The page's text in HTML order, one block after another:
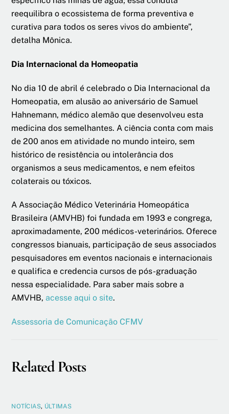
reequilibra o ecossistema de forma preventiva e
curativa para todos os seres vivos do ambiente”,
detalha Mônica.
Dia Internacional da Homeopatia
No dia 10 de abril é celebrado o Dia Internacional da
Homeopatia, em alusão ao aniversário de Samuel
Hahnemann, médico alemão que desenvolveu esta
medicina dos semelhantes. A ciência conta com mais
de 200 anos em atividade no mundo inteiro, sem
histórico de resistência ou intolerância dos
organismos a seus medicamentos, e nem efeitos
colaterais ou tóxicos.
A Associação Médico Veterinária Homeopática
Brasileira (AMVHB) foi fundada em 1993 e congrega,
aproximadamente, 200 médicos-veterinários. Oferece
congressos bianuais, participação de seus associados
pesquisadores em eventos nacionais e internacionais
e qualifica e credencia cursos de pós-graduação
nessa especialidade. Para saber mais sobre a
AMVHB, acesse aqui o site.
Assessoria de Comunicação CFMV
Related Posts
NOTÍCIAS, ÚLTIMAS